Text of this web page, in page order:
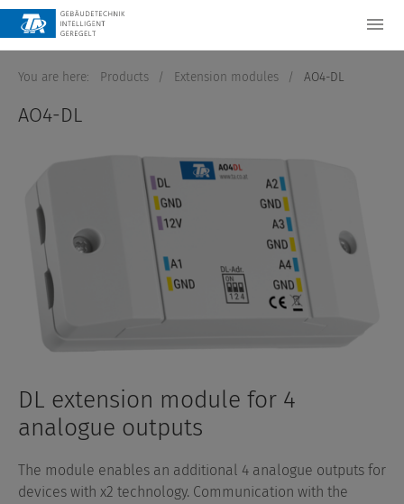
You are here: Products / Extension modules / AO4-DL
AO4-DL
DL extension module for 4
analogue outputs
The module enables an additional 4 analogue outputs for
devices with x2 technology. Communication with the